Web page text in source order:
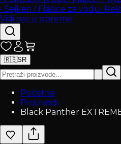
• Šejkeri / Flašice za vodu•
Vidi sve iz opreme
🇷🇸SR
Početna
Proizvodi
Black Panther